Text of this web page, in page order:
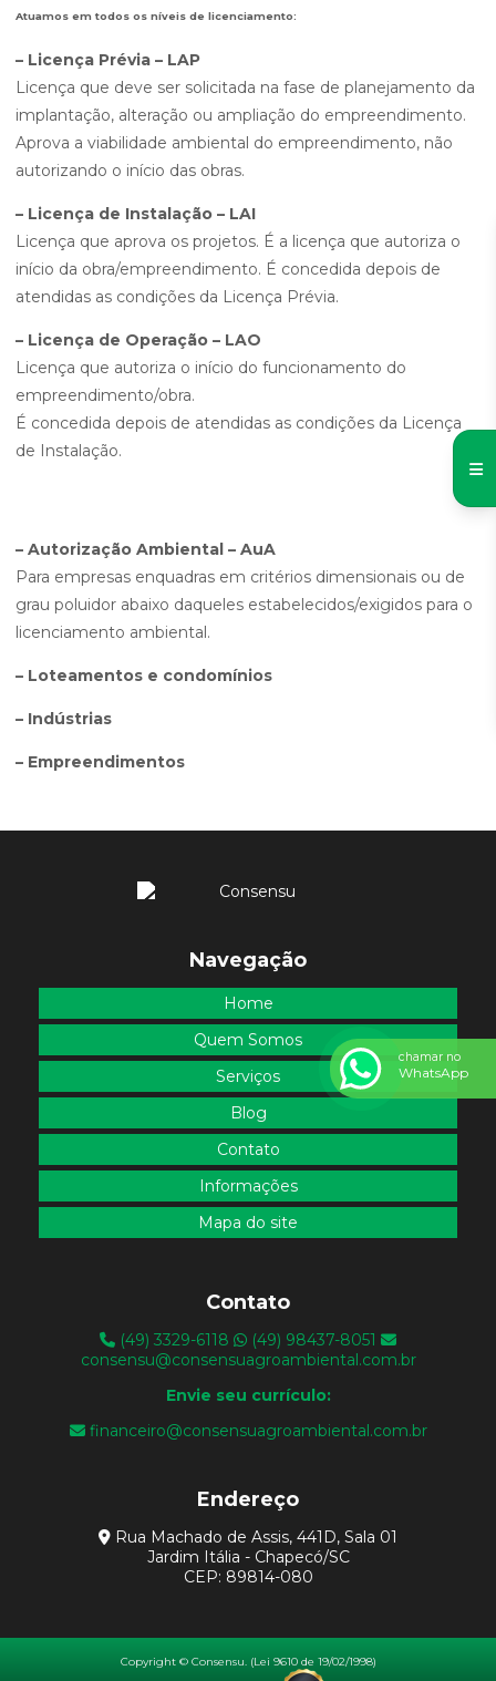
Atuamos em todos os níveis de licenciamento:
– Licença Prévia – LAP
Licença que deve ser solicitada na fase de planejamento da
implantação, alteração ou ampliação do empreendimento.
Aprova a viabilidade ambiental do empreendimento, não
autorizando o início das obras.
– Licença de Instalação – LAI
Licença que aprova os projetos. É a licença que autoriza o
início da obra/empreendimento. É concedida depois de
atendidas as condições da Licença Prévia.
– Licença de Operação – LAO
Licença que autoriza o início do funcionamento do
empreendimento/obra.
É concedida depois de atendidas as condições da Licença
de Instalação.
– Autorização Ambiental – AuA
Para empresas enquadras em critérios dimensionais ou de
grau poluidor abaixo daqueles estabelecidos/exigidos para o
licenciamento ambiental.
– Loteamentos e condomínios
– Indústrias
– Empreendimentos
Navegação
Home
Quem Somos
Serviços
Blog
Contato
Informações
Mapa do site
Contato
(49) 3329-6118
(49) 98437-8051
consensu@consensuagroambiental.com.br
Envie seu currículo:
financeiro@consensuagroambiental.com.br
Endereço
Rua Machado de Assis, 441D, Sala 01
Jardim Itália - Chapecó/SC
CEP: 89814-080
Copyright © Consensu. (Lei 9610 de 19/02/1998)
chamar no
WhatsApp